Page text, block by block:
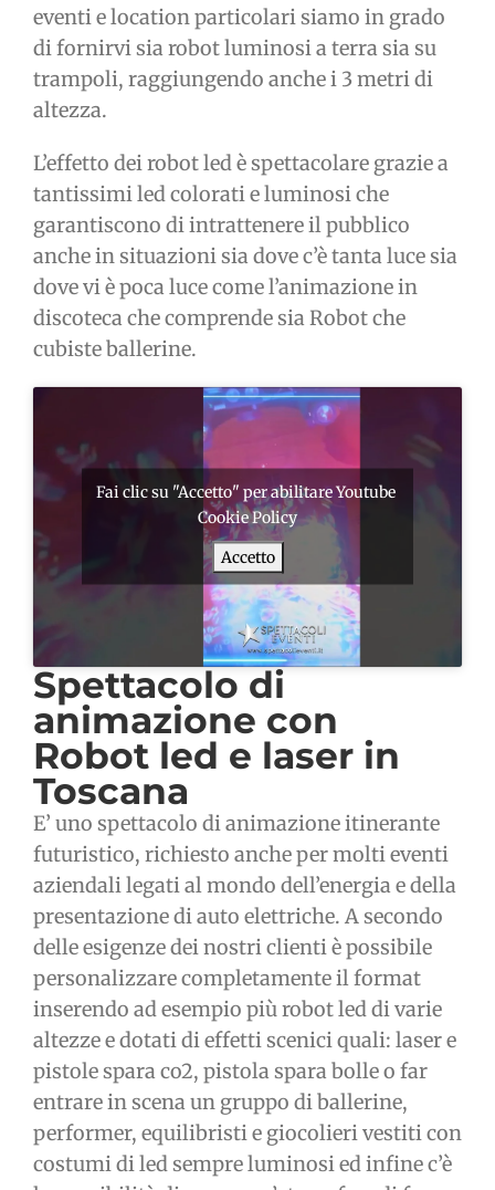
eventi e location particolari siamo in grado
di fornirvi sia robot luminosi a terra sia su
trampoli, raggiungendo anche i 3 metri di
altezza.
L’effetto dei robot led è spettacolare grazie a
tantissimi led colorati e luminosi che
garantiscono di intrattenere il pubblico
anche in situazioni sia dove c’è tanta luce sia
dove vi è poca luce come l’animazione in
discoteca che comprende sia Robot che
cubiste ballerine.
Fai clic su "Accetto" per abilitare Youtube
Cookie Policy
Accetto
Spettacolo di
animazione con
Robot led e laser in
Toscana
E’ uno spettacolo di animazione itinerante
futuristico, richiesto anche per molti eventi
aziendali legati al mondo dell’energia e della
presentazione di auto elettriche. A secondo
delle esigenze dei nostri clienti è possibile
personalizzare completamente il format
inserendo ad esempio più robot led di varie
altezze e dotati di effetti scenici quali: laser e
pistole spara co2, pistola spara bolle o far
entrare in scena un gruppo di ballerine,
performer, equilibristi e giocolieri vestiti con
costumi di led sempre luminosi ed infine c’è